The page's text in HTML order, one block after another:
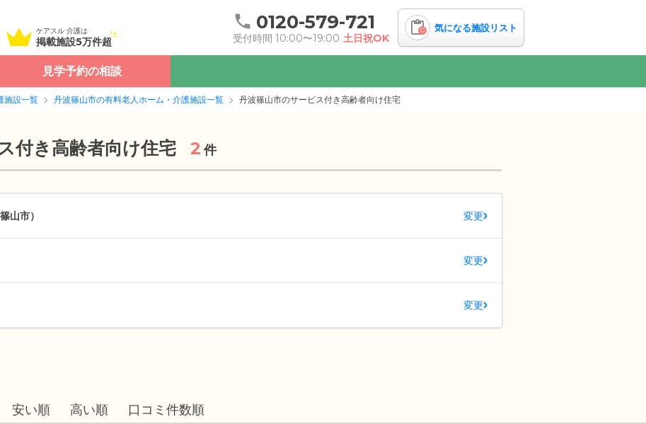
ケアスル 介護は
掲載施設5万件超
0120-579-721
受付時間 10:00〜19:00 土日祝OK
0 気になる施設リスト
見学予約の相談
施設一覧 丹波篠山市の有料老人ホーム・介護施設一覧 丹波篠山市のサービス付き高齢者向け住宅
付き高齢者向け住宅 2 件
山市） 変更
変更
変更
安い順 高い順 口コミ件数順